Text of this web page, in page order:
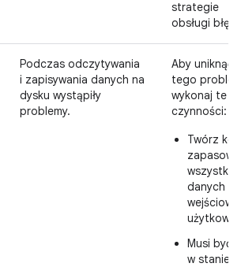
strategie
obsługi
Podczas odczytywania
i zapisywania danych na
dysku wystąpiły
problemy.
Aby uniknąć
tego
wykonaj te
czynności:
Twórz
zapasowe
danych
Musi być
w stanie